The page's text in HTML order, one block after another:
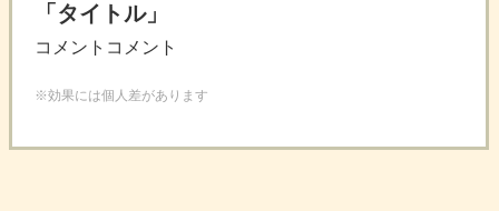
「タイトル」
コメントコメント
※効果には個人差があります